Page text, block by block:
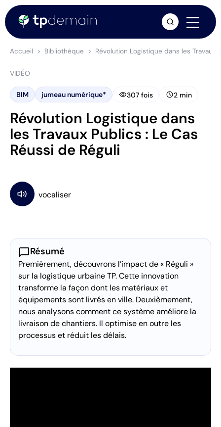
Accueil Bibliothèque Révolution Logistique dans les Travaux
VIDÉO
BIM jumeau numérique* visibility307 fois schedule2 min
Révolution Logistique dans
les Travaux Publics : Le Cas
Réussi de Réguli
chat_bubbleRésumé
Premièrement, découvrons l’impact de « Réguli »
sur la logistique urbaine TP. Cette innovation
transforme la façon dont les matériaux et
équipements sont livrés en ville. Deuxièmement,
nous analysons comment ce système améliore la
livraison de chantiers. Il optimise en outre les
processus et réduit les délais.
arrow_forward